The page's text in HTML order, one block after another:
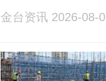
金台资讯 2026-08-